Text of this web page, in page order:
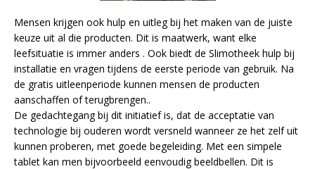
Mensen krijgen ook hulp en uitleg bij het maken van de juiste
keuze uit al die producten. Dit is maatwerk, want elke
leefsituatie is immer anders . Ook biedt de Slimotheek hulp bij
installatie en vragen tijdens de eerste periode van gebruik. Na
de gratis uitleenperiode kunnen mensen de producten
aanschaffen of terugbrengen..
De gedachtegang bij dit initiatief is, dat de acceptatie van
technologie bij ouderen wordt versneld wanneer ze het zelf uit
kunnen proberen, met goede begeleiding. Met een simpele
tablet kan men bijvoorbeeld eenvoudig beeldbellen. Dit is